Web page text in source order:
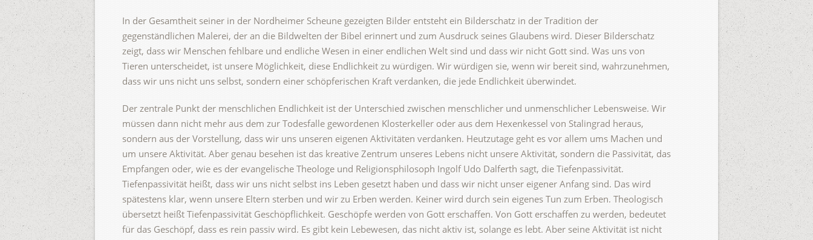
In der Gesamtheit seiner in der Nordheimer Scheune gezeigten Bilder entsteht ein Bilderschatz in der Tradition der
gegenständlichen Malerei, der an die Bildwelten der Bibel erinnert und zum Ausdruck seines Glaubens wird. Dieser Bilderschatz
zeigt, dass wir Menschen fehlbare und endliche Wesen in einer endlichen Welt sind und dass wir nicht Gott sind. Was uns von
Tieren unterscheidet, ist unsere Möglichkeit, diese Endlichkeit zu würdigen. Wir würdigen sie, wenn wir bereit sind, wahrzunehmen,
dass wir uns nicht uns selbst, sondern einer schöpferischen Kraft verdanken, die jede Endlichkeit überwindet.
Der zentrale Punkt der menschlichen Endlichkeit ist der Unterschied zwischen menschlicher und unmenschlicher Lebensweise. Wir
müssen dann nicht mehr aus dem zur Todesfalle gewordenen Klosterkeller oder aus dem Hexenkessel von Stalingrad heraus,
sondern aus der Vorstellung, dass wir uns unseren eigenen Aktivitäten verdanken. Heutzutage geht es vor allem ums Machen und
um unsere Aktivität. Aber genau besehen ist das kreative Zentrum unseres Lebens nicht unsere Aktivität, sondern die Passivität, das
Empfangen oder, wie es der evangelische Theologe und Religionsphilosoph Ingolf Udo Dalferth sagt, die Tiefenpassivität.
Tiefenpassivität heißt, dass wir uns nicht selbst ins Leben gesetzt haben und dass wir nicht unser eigener Anfang sind. Das wird
spätestens klar, wenn unsere Eltern sterben und wir zu Erben werden. Keiner wird durch sein eigenes Tun zum Erben. Theologisch
übersetzt heißt Tiefenpassivität Geschöpflichkeit. Geschöpfe werden von Gott erschaffen. Von Gott erschaffen zu werden, bedeutet
für das Geschöpf, dass es rein passiv wird. Es gibt kein Lebewesen, das nicht aktiv ist, solange es lebt. Aber seine Aktivität ist nicht